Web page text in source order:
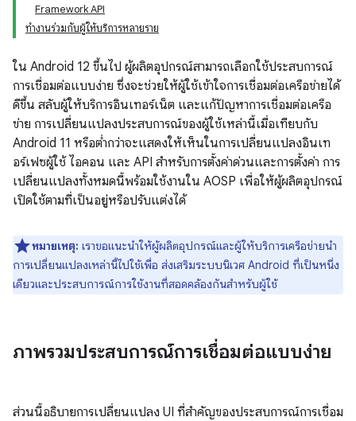
Framework API
ทำงานร่วมกับผู้ให้บริการหลายราย
ใน Android 12 ขึ้นไป ผู้ผลิตอุปกรณ์สามารถเลือกใช้ประสบการณ์
การเชื่อมต่อแบบง่าย ซึ่งจะช่วยให้ผู้ใช้เข้าใจการเชื่อมต่อเครือข่ายได้
ดีขึ้น สลับผู้ให้บริการอินเทอร์เน็ต และแก้ปัญหาการเชื่อมต่อเครือ
ข่าย การเปลี่ยนแปลงประสบการณ์ของผู้ใช้เหล่านี้เมื่อเทียบกับ
Android 11 หรือต่ำกว่าจะแสดงให้เห็นในการเปลี่ยนแปลงอินเท
อร์เฟซผู้ใช้ ไอคอน และ API สำหรับการตั้งค่าด่วนและการตั้งค่า การ
เปลี่ยนแปลงทั้งหมดนี้พร้อมใช้งานใน AOSP เพื่อให้ผู้ผลิตอุปกรณ์
เปิดใช้ตามที่เป็นอยู่หรือปรับแต่งได้
หมายเหตุ: เราขอแนะนำให้ผู้ผลิตอุปกรณ์และผู้ให้บริการเครือข่ายนำ
การเปลี่ยนแปลงเหล่านี้ไปใช้เพื่อ ส่งเสริมระบบนิเวศ Android ที่เป็นหนึ่ง
เดียวและประสบการณ์การใช้งานที่สอดคล้องกันสำหรับผู้ใช้
ภาพรวมประสบการณ์การเชื่อมต่อแบบง่าย
ส่วนนี้อธิบายการเปลี่ยนแปลง UI ที่สำคัญของประสบการณ์การเชื่อม